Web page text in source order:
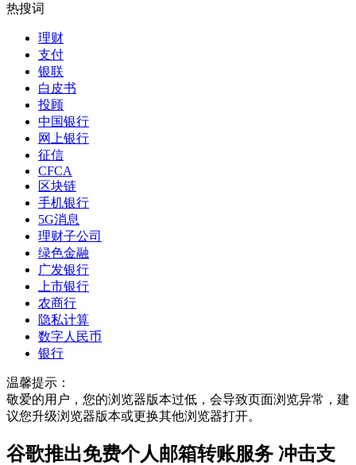
热搜词
理财
支付
银联
白皮书
投顾
中国银行
网上银行
征信
CFCA
区块链
手机银行
5G消息
理财子公司
绿色金融
广发银行
上市银行
农商行
隐私计算
数字人民币
银行
温馨提示：
敬爱的用户，您的浏览器版本过低，会导致页面浏览异常，建
议您升级浏览器版本或更换其他浏览器打开。
谷歌推出免费个人邮箱转账服务 冲击支